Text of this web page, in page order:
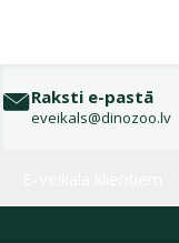
Raksti e-pastā
eveikals@dinozoo.lv